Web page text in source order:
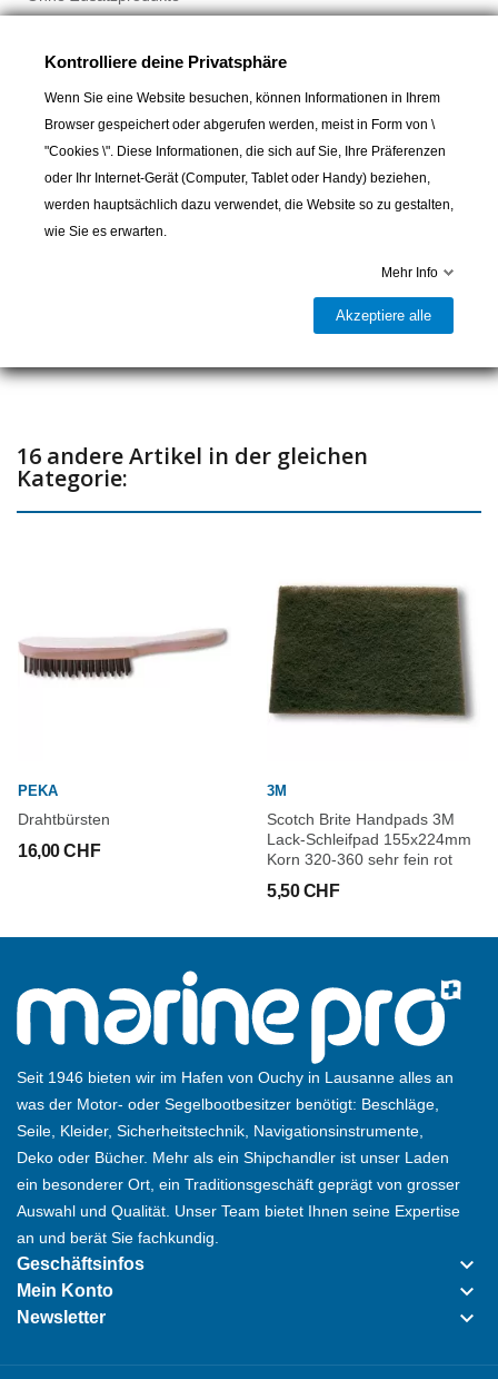
Oberflächen, ohne die Haut zu reizen oder chemische
Reinigungsmittel zu verwenden. Fahren Sie mit einem Schwamm
wie mit einem Radiergummi über den Fleck, um Fettreste,
Kalkablagerungen, Schimmelrückstände, Spuren von Bunt-, Fett-
und Filzstiften; Klebstoffreste usw. zu entfernen. Befeuchten Sie
einen Schwamm, streichen Sie damit über den Fleck und fertig!
Diese cleveren Schwämme finden in jedem Raum des Hauses
In den Warenkorb
16 andere Artikel in der gleichen
Kategorie:
PEKA
Drahtbürsten
16,00 CHF
3M
Scotch Brite Handpads 3M
Lack-Schleifpad 155x224mm
Korn 320-360 sehr fein rot
5,50 CHF
Seit 1946 bieten wir im Hafen von Ouchy in Lausanne alles an
was der Motor- oder Segelbootbesitzer benötigt: Beschläge,
Seile, Kleider, Sicherheitstechnik, Navigationsinstrumente,
Deko oder Bücher. Mehr als ein Shipchandler ist unser Laden
ein besonderer Ort, ein Traditionsgeschäft geprägt von grosser
Auswahl und Qualität. Unser Team bietet Ihnen seine Expertise
an und berät Sie fachkundig.
Geschäftsinfos keyboard_arrow_down
Mein Konto keyboard_arrow_down
Newsletter keyboard_arrow_down
Kontrolliere deine Privatsphäre
Wenn Sie eine Website besuchen, können Informationen in Ihrem
Browser gespeichert oder abgerufen werden, meist in Form von \
"Cookies \". Diese Informationen, die sich auf Sie, Ihre Präferenzen
oder Ihr Internet-Gerät (Computer, Tablet oder Handy) beziehen,
werden hauptsächlich dazu verwendet, die Website so zu gestalten,
wie Sie es erwarten.
Mehr Info
Akzeptiere alle